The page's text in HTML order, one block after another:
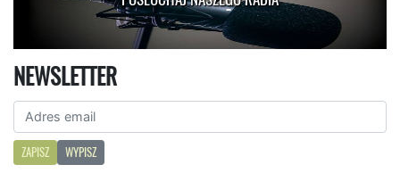
NEWSLETTER
ZAPISZ WYPISZ